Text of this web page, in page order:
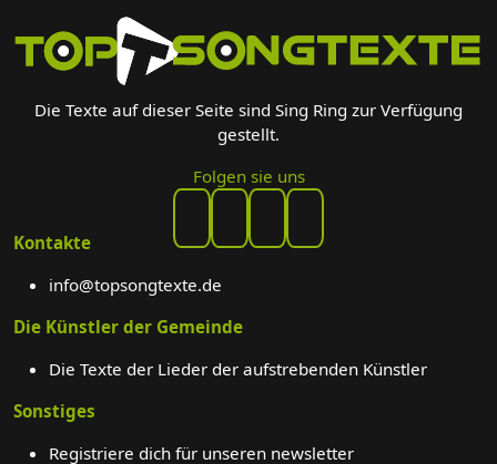
Die Texte auf dieser Seite sind Sing Ring zur Verfügung
gestellt.
Folgen sie uns
Kontakte
info@topsongtexte.de
Die Künstler der Gemeinde
Die Texte der Lieder der aufstrebenden Künstler
Sonstiges
Registriere dich für unseren newsletter